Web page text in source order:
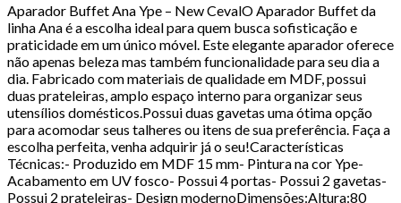
Aparador Buffet Ana Ype – New CevalO Aparador Buffet da
linha Ana é a escolha ideal para quem busca sofisticação e
praticidade em um único móvel. Este elegante aparador oferece
não apenas beleza mas também funcionalidade para seu dia a
dia. Fabricado com materiais de qualidade em MDF, possui
duas prateleiras, amplo espaço interno para organizar seus
utensílios domésticos.Possui duas gavetas uma ótima opção
para acomodar seus talheres ou itens de sua preferência. Faça a
escolha perfeita, venha adquirir já o seu!Características
Técnicas:- Produzido em MDF 15 mm- Pintura na cor Ype-
Acabamento em UV fosco- Possui 4 portas- Possui 2 gavetas-
Possui 2 prateleiras- Design modernoDimensões:Altura:80